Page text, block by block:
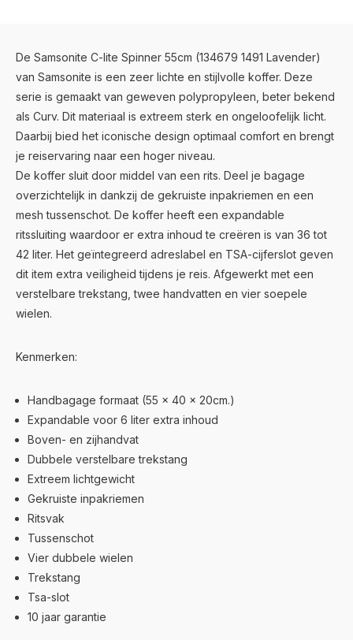
De Samsonite C-lite Spinner 55cm (134679 1491 Lavender)
van Samsonite is een zeer lichte en stijlvolle koffer. Deze
serie is gemaakt van geweven polypropyleen, beter bekend
als Curv. Dit materiaal is extreem sterk en ongeloofelijk licht.
Daarbij bied het iconische design optimaal comfort en brengt
je reiservaring naar een hoger niveau.
De koffer sluit door middel van een rits. Deel je bagage
overzichtelijk in dankzij de gekruiste inpakriemen en een
mesh tussenschot. De koffer heeft een expandable
ritssluiting waardoor er extra inhoud te creëren is van 36 tot
42 liter. Het geïntegreerd adreslabel en TSA-cijferslot geven
dit item extra veiligheid tijdens je reis. Afgewerkt met een
verstelbare trekstang, twee handvatten en vier soepele
wielen.
Kenmerken:
Handbagage formaat (55 x 40 x 20cm.)
Expandable voor 6 liter extra inhoud
Boven- en zijhandvat
Dubbele verstelbare trekstang
Extreem lichtgewicht
Gekruiste inpakriemen
Ritsvak
Tussenschot
Vier dubbele wielen
Trekstang
Tsa-slot
10 jaar garantie